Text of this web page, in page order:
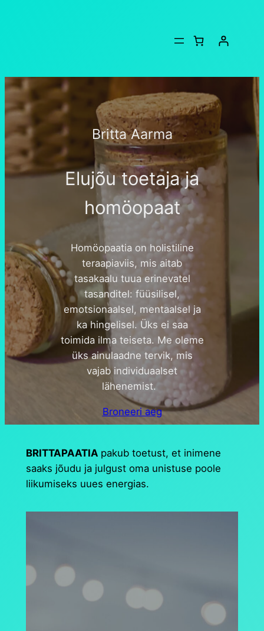
Britta Aarma
Elujõu toetaja ja
homöopaat
Homöopaatia on holistiline
teraapiaviis, mis aitab
tasakaalu tuua erinevatel
tasanditel: füüsilisel,
emotsionaalsel, mentaalsel ja
ka hingelisel. Üks ei saa
toimida ilma teiseta. Me oleme
üks ainulaadne tervik, mis
vajab individuaalset
lähenemist.
Broneeri aeg
BRITTAPAATIA pakub toetust, et inimene
saaks jõudu ja julgust oma unistuse poole
liikumiseks uues energias.